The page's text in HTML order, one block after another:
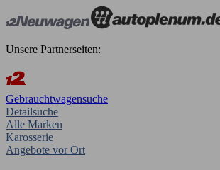
Unsere Partnerseiten:
Gebrauchtwagensuche
Detailsuche
Alle Marken
Karosserie
Angebote vor Ort